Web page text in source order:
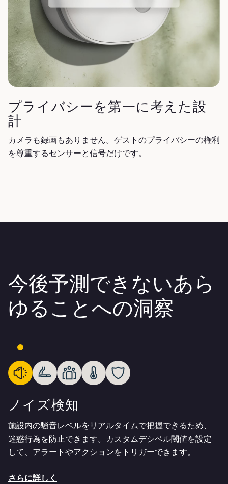
プライバシーを第一に考えた設
計
カメラも録画もありません。ゲストのプライバシーの権利
を尊重するセンサーと信号だけです。
今後予測できないあら
ゆることへの洞察
ノイズ検知
施設内の騒音レベルをリアルタイムで把握できるため、
迷惑行為を防止できます。カスタムデシベル閾値を設定
して、アラートやアクションをトリガーできます。
さらに詳しく